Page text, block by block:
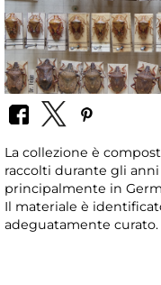
La collezione è
raccolti durante gli anni
principalmente in
Il materiale è
adeguatamente curato.